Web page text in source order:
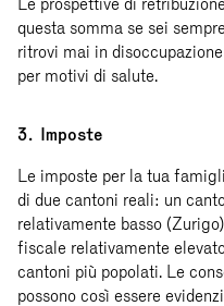
questa somma se sei
ritrovi mai in
per motivi di salute.
3. Imposte
Le imposte per la tua
di due cantoni reali: un
relativamente basso
fiscale relativamente
cantoni più popolati. Le
possono così essere